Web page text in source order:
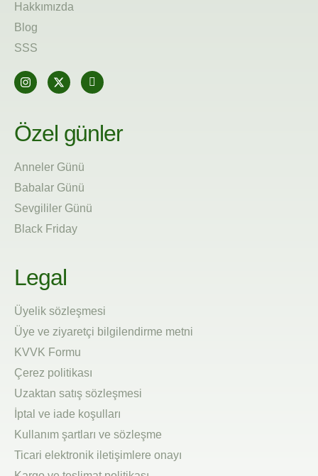
Hakkımızda
Blog
SSS
Özel günler
Anneler Günü
Babalar Günü
Sevgililer Günü
Black Friday
Legal
Üyelik sözleşmesi
Üye ve ziyaretçi bilgilendirme metni
KVVK Formu
Çerez politikası
Uzaktan satış sözleşmesi
İptal ve iade koşulları
Kullanım şartları ve sözleşme
Ticari elektronik iletişimlere onayı